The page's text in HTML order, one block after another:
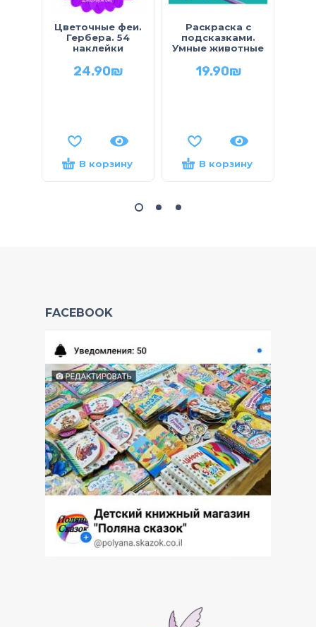
Цветочные феи.
Гербера. 54
наклейки
24.90₪
В корзину
Раскраска с
подсказками.
Умные животные
19.90₪
В корзину
FACEBOOK